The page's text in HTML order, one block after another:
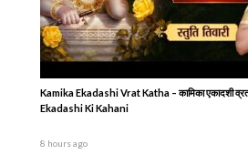
Kamika Ekadashi Vrat Katha – कामिका एकादशी व्रत
Ekadashi Ki Kahani
8 hours ago